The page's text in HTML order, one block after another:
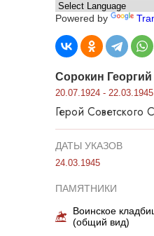
Powered by
Сорокин
20.07.1924 - 22.03.1945
Герой Советского
ДАТЫ УКАЗОВ
24.03.1945
ПАМЯТНИКИ
Воинское
(общий вид)